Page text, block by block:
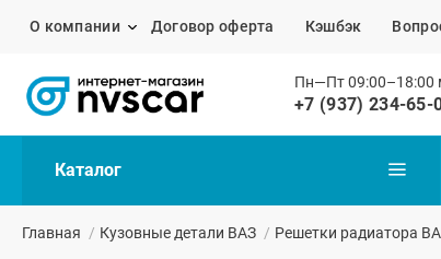
О компании Договор оферта Кэшбэк
Пн—Пт 09:00–18:00
+7 (937) 234-65-
Каталог
Главная / Кузовные детали ВАЗ / Решетки радиатора